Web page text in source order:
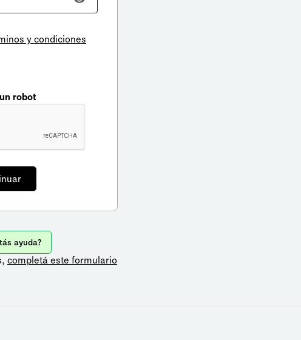
y condiciones
robot
ayuda?
completá este formulario